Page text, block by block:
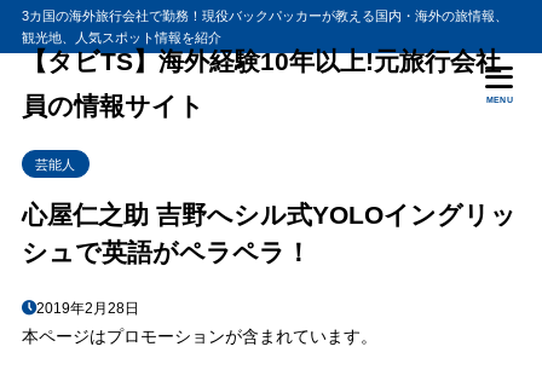
3カ国の海外旅行会社で勤務！現役バックパッカーが教える国内・海外の旅情報、
観光地、人気スポット情報を紹介
【タビTS】海外経験10年以上!元旅行会社
員の情報サイト
MENU
芸能人
心屋仁之助 吉野へシル式YOLOイングリッ
シュで英語がペラペラ！
2019年2月28日
本ページはプロモーションが含まれています。
目次
2 1日10分で「英語ブレイン」を身につける
3 英語が話せない理由とは？